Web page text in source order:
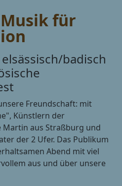
für
badisch
Freundschaft: mit
Künstlern der
Martin aus Straßburg und
der 2 Ufer. Das Publikum
Abend mit viel
aus und über unsere